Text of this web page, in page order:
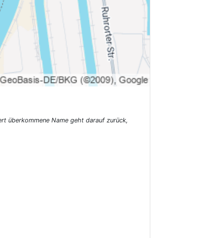
überkommene Name geht darauf zurück,